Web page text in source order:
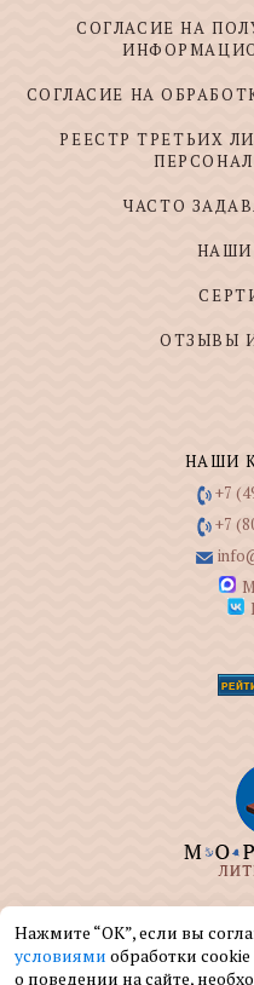
СОГЛАСИЕ НА
СОГЛАСИЕ НА
РЕЕСТР ТРЕТЬИХ
ЧАСТО
НАШИ
ОТЗЫВЫ
НАШИ
+7
+7
ООО "МОРКНИГА"
реализацией
Нажмите “ОК”, если вы
условиями обработки
о поведении на сайте,